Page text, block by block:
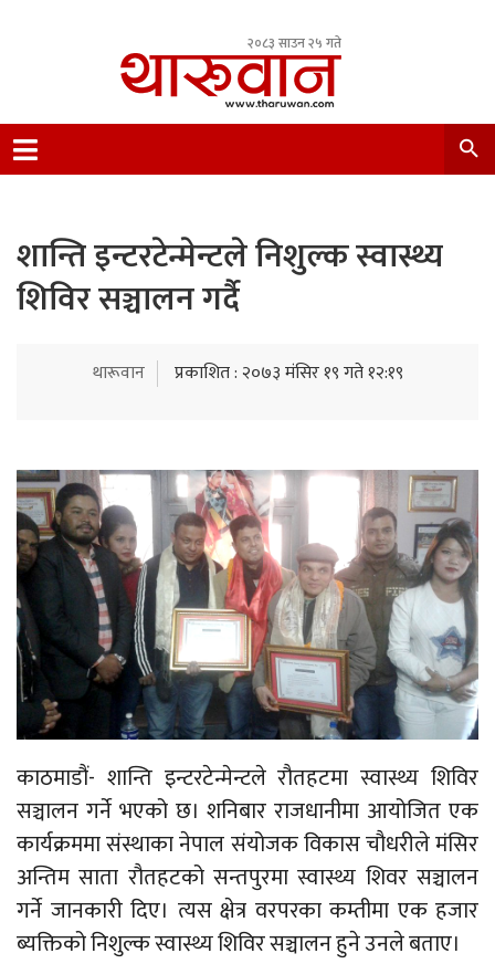
२०८३ साउन २५ गते
Nepal.
शान्ति इन्टरटेन्मेन्टले निशुल्क स्वास्थ्य
शिविर सञ्चालन गर्दै
थारूवान प्रकाशित : २०७३ मंसिर १९ गते १२:१९
काठमाडौं- शान्ति इन्टरटेन्मेन्टले रौतहटमा स्वास्थ्य शिविर
सञ्चालन गर्ने भएको छ। शनिबार राजधानीमा आयोजित एक
कार्यक्रममा संस्थाका नेपाल संयोजक विकास चौधरीले मंसिर
अन्तिम साता रौतहटको सन्तपुरमा स्वास्थ्य शिवर सञ्चालन
गर्ने जानकारी दिए। त्यस क्षेत्र वरपरका कम्तीमा एक हजार
ब्यक्तिको निशुल्क स्वास्थ्य शिविर सञ्चालन हुने उनले बताए।